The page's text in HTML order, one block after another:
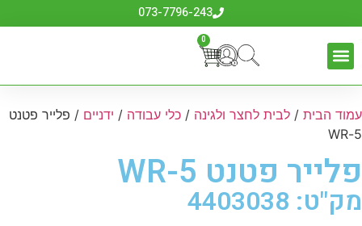
073-7796-243
0
עמוד הבית / לבית לחצר ולגינה / כלי עבודה / ידניים / פלייר פטנט
5-WR
פלייר פטנט 5-WR
מק"ט: 4403038